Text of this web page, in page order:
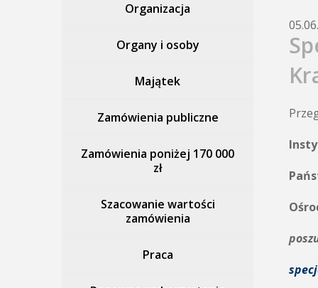
Organizacja
Organy i osoby
Majątek
Zamówienia publiczne
Zamówienia poniżej 170 000
zł
Szacowanie wartości
zamówienia
Praca